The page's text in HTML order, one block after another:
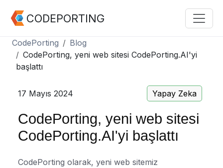
CODEPORTING
CodePorting
Blog
CodePorting, yeni web sitesi CodePorting.AI'yi
başlattı
17 Mayıs 2024 Yapay Zeka
CodePorting, yeni web sitesi
CodePorting.AI'yi başlattı
CodePorting olarak, yeni web sitemiz